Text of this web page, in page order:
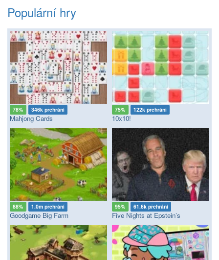
Populární hry
78% 346k přehrání
Mahjong Cards
75% 122k přehrání
10x10!
88% 1.0m přehrání
Goodgame Big Farm
95% 61.6k přehrání
Five Nights at Epstein’s